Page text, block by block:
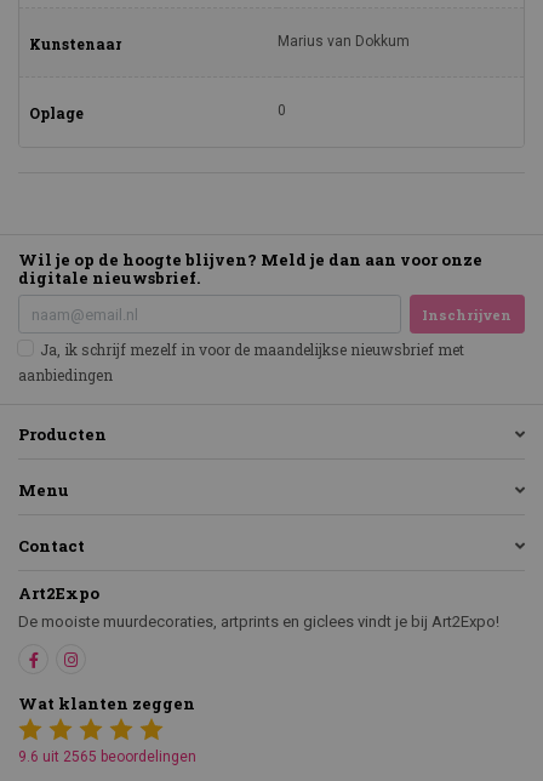
Kunstenaar Marius van Dokkum
Oplage 0
Wil je op de hoogte blijven? Meld je dan aan voor onze
digitale nieuwsbrief.
Inschrijven
Ja, ik schrijf mezelf in voor de maandelijkse nieuwsbrief met
aanbiedingen
Producten
Menu
Contact
Art2Expo
De mooiste muurdecoraties, artprints en giclees vindt je bij Art2Expo!
Wat klanten zeggen
9.6 uit 2565 beoordelingen